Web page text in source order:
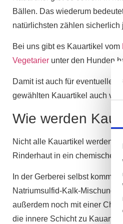
Bällen. Das wiederum
natürlichsten zählen
Bei uns gibt es Kauartikel vom
Vegetarier unter den Hunden
Damit ist auch für eventuelle
gewählten Kauartikel auch
Wie werden
Nicht alle Kauartikel werden
Rinderhaut in ein chemisches
In der Gerberei selbst
Natriumsulfid-Kalk-Mischung,
außerdem noch mit einer
die innere Schicht zu